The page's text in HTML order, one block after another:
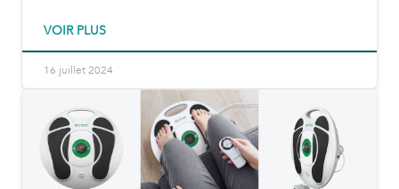
VOIR PLUS
16 juillet 2024